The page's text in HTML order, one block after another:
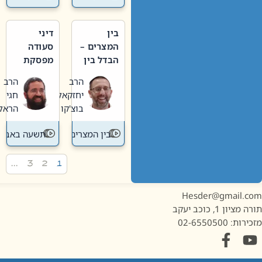
בין
המצרים –
הבדל בין
חדשה
לישנה
הרב
יחזקאל
בוצ'קו
בין המצרים
דיני
סעודה
מפסקת
תשעה
באב
הרב
חגי
הראל
תשעה באב
1, כוכב יעקב
02-6550500